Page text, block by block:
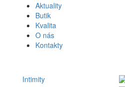
Aktuality
Butik
Kvalita
O nás
Kontakty
Intimity